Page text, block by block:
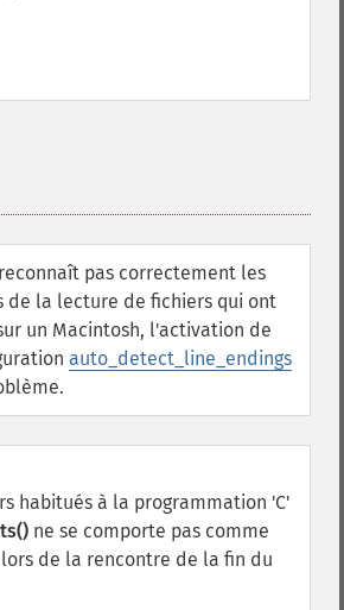
pas correctement les
de la lecture de fichiers qui ont
un Macintosh, l'activation de
auto_detect_line_endings
habitués à la programmation 'C'
ne se comporte pas comme
de la rencontre de la fin du